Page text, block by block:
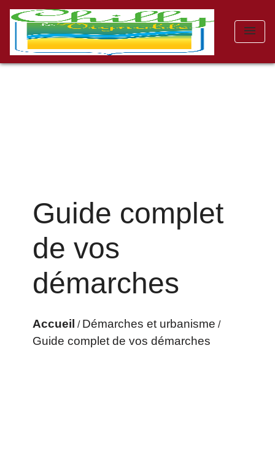
menu
Guide complet
de vos
démarches
Accueil / Démarches et urbanisme /
Guide complet de vos démarches